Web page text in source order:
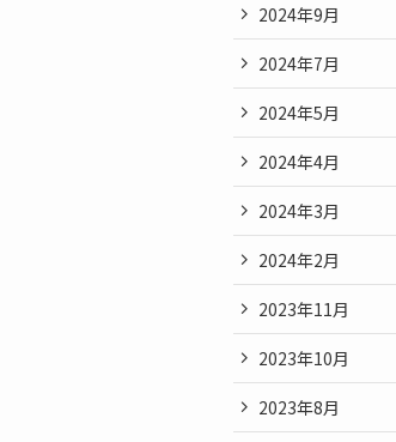
2024年9月
2024年7月
2024年5月
2024年4月
2024年3月
2024年2月
2023年11月
2023年10月
2023年8月